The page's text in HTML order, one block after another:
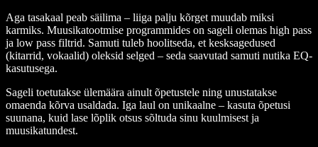
Aga tasakaal peab säilima – liiga palju kõrget muudab miksi
karmiks. Muusikatootmise programmides on sageli olemas high pass
ja low pass filtrid. Samuti tuleb hoolitseda, et kesksagedused
(kitarrid, vokaalid) oleksid selged – seda saavutad samuti nutika EQ-
kasutusega.
Sageli toetutakse ülemäära ainult õpetustele ning unustatakse
omaenda kõrva usaldada. Iga laul on unikaalne – kasuta õpetusi
suunana, kuid lase lõplik otsus sõltuda sinu kuulmisest ja
muusikatundest.